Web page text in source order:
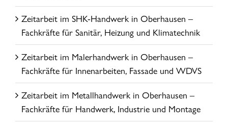
Zeitarbeit im SHK-Handwerk in Oberhausen –
Fachkräfte für Sanitär, Heizung und Klimatechnik
Zeitarbeit im Malerhandwerk in Oberhausen –
Fachkräfte für Innenarbeiten, Fassade und WDVS
Zeitarbeit im Metallhandwerk in Oberhausen –
Fachkräfte für Handwerk, Industrie und Montage